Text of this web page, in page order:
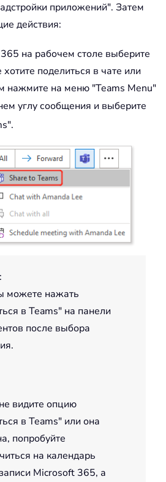
приложений". Затем
действия:
на рабочем столе выберите
поделиться в чате или
нажмите на меню "Teams Menu"
углу сообщения и выберите
можете нажать
в Teams" на панели
после выбора
видите опцию
в Teams" или она
попробуйте
на календарь
Microsoft 365, а